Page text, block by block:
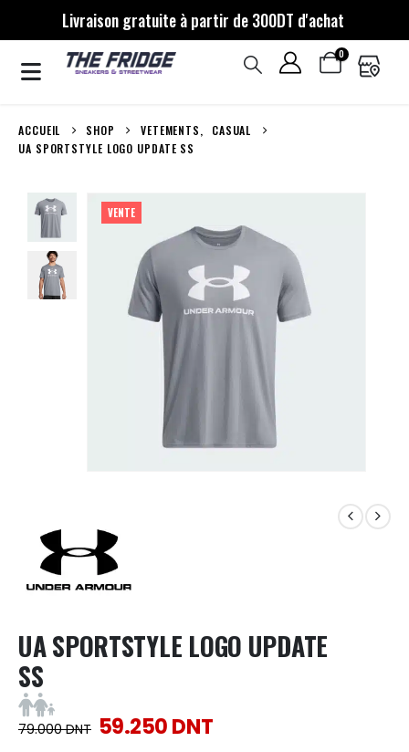
Livraison gratuite à partir de 300DT d'achat
0
ACCUEIL SHOP VETEMENTS,
CASUAL
UA SPORTSTYLE LOGO UPDATE SS
VENTE
UA SPORTSTYLE LOGO UPDATE
SS
79.000DNT 59.250DNT